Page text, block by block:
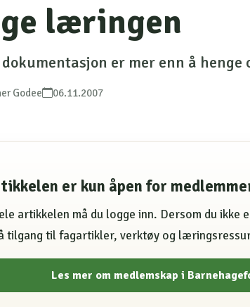
læringen
er mer enn å henge
Godee 06.11.2007
er kun åpen for
artikkelen må du logge inn. Dersom du ikke
tilgang til fagartikler, verktøy og
Les mer om medlemskap i